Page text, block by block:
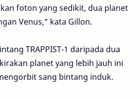
foton yang sedikit, dua planet
Venus," kata Gillon.
TRAPPIST-1 daripada dua
planet yang lebih jauh ini
sang bintang induk.